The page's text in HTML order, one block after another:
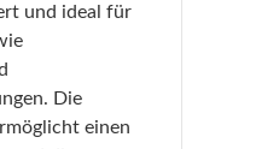
und ideal für
Die
einen